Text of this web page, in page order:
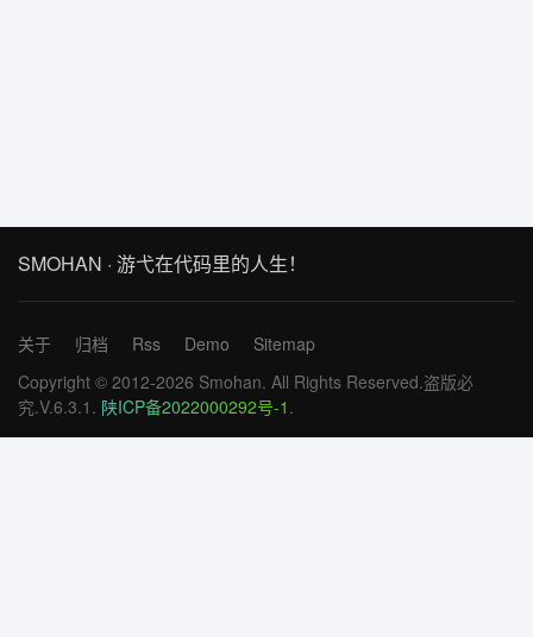
SMOHAN · 游弋在代码里的人生！
关于 归档 Rss Demo
Sitemap
Copyright © 2012-2026 Smohan. All Rights Reserved.盗版必
究.V.6.3.1. 陕ICP备2022000292号-1 .